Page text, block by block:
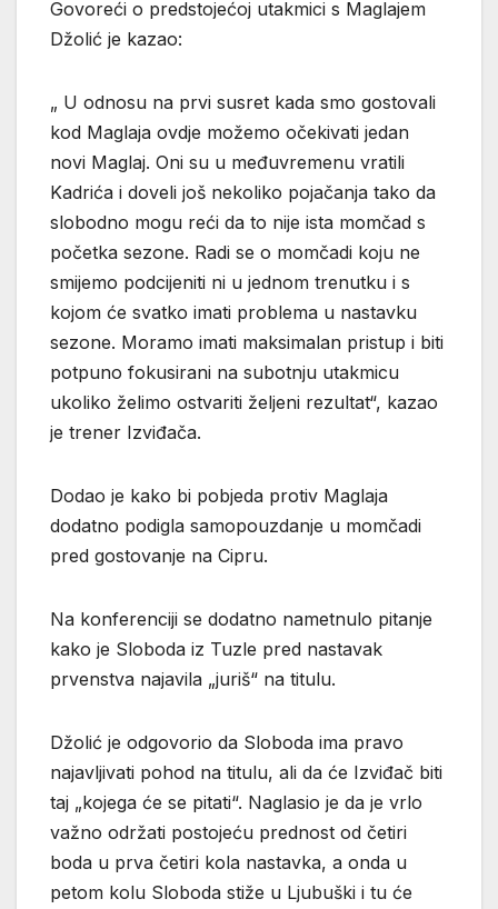
Govoreći o predstojećoj utakmici s Maglajem
Džolić je kazao:
„ U odnosu na prvi susret kada smo gostovali
kod Maglaja ovdje možemo očekivati jedan
novi Maglaj. Oni su u međuvremenu vratili
Kadrića i doveli još nekoliko pojačanja tako da
slobodno mogu reći da to nije ista momčad s
početka sezone. Radi se o momčadi koju ne
smijemo podcijeniti ni u jednom trenutku i s
kojom će svatko imati problema u nastavku
sezone. Moramo imati maksimalan pristup i biti
potpuno fokusirani na subotnju utakmicu
ukoliko želimo ostvariti željeni rezultat“, kazao
je trener Izviđača.
Dodao je kako bi pobjeda protiv Maglaja
dodatno podigla samopouzdanje u momčadi
pred gostovanje na Cipru.
Na konferenciji se dodatno nametnulo pitanje
kako je Sloboda iz Tuzle pred nastavak
prvenstva najavila „juriš“ na titulu.
Džolić je odgovorio da Sloboda ima pravo
najavljivati pohod na titulu, ali da će Izviđač biti
taj „kojega će se pitati“. Naglasio je da je vrlo
važno održati postojeću prednost od četiri
boda u prva četiri kola nastavka, a onda u
petom kolu Sloboda stiže u Ljubuški i tu će